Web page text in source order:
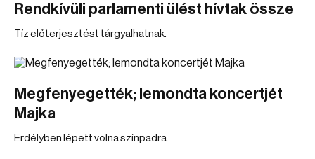
Rendkívüli parlamenti ülést hívtak össze
Tíz előterjesztést tárgyalhatnak.
Megfenyegették; lemondta koncertjét
Majka
Erdélyben lépett volna színpadra.